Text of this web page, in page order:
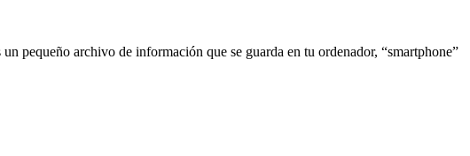
pequeño archivo de información que se guarda en tu ordenador, “smartphone”